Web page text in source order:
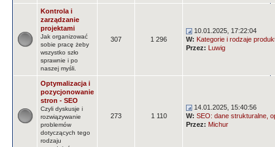
Kontrola i
zarządzanie
projektami
Jak organizować
sobie pracę żeby
wszystko szło
sprawnie i po
naszej myśli.
307 1 296
10.01.2025, 17:22:04
W: Kategorie i rodzaje
Przez: Luwig
Optymalizacja i
pozycjonowanie
stron - SEO
Czyli dyskusje i
rozwiązywanie
problemów
dotyczących tego
rodzaju
273 1 110
14.01.2025, 15:40:56
W: SEO: dane strukturalne,
Przez: Michur